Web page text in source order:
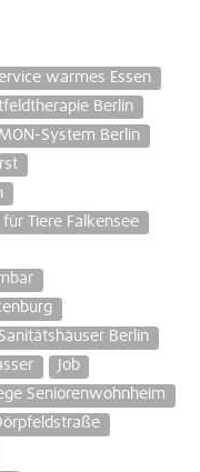
warmes Essen
Berlin
System Berlin
für Tiere Falkensee
Sanitätshäuser Berlin
Job
Seniorenwohnheim